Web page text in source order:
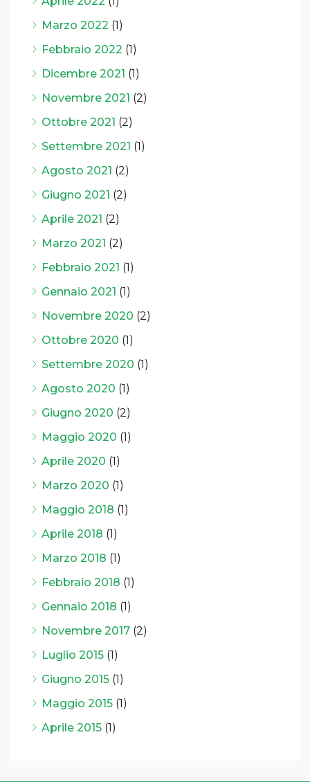
Marzo 2022 (1)
Febbraio 2022 (1)
Dicembre 2021 (1)
Novembre 2021 (2)
Ottobre 2021 (2)
Settembre 2021 (1)
Agosto 2021 (2)
Giugno 2021 (2)
Aprile 2021 (2)
Marzo 2021 (2)
Febbraio 2021 (1)
Gennaio 2021 (1)
Novembre 2020 (2)
Ottobre 2020 (1)
Settembre 2020 (1)
Agosto 2020 (1)
Giugno 2020 (2)
Maggio 2020 (1)
Aprile 2020 (1)
Marzo 2020 (1)
Maggio 2018 (1)
Aprile 2018 (1)
Marzo 2018 (1)
Febbraio 2018 (1)
Gennaio 2018 (1)
Novembre 2017 (2)
Luglio 2015 (1)
Giugno 2015 (1)
Maggio 2015 (1)
Aprile 2015 (1)